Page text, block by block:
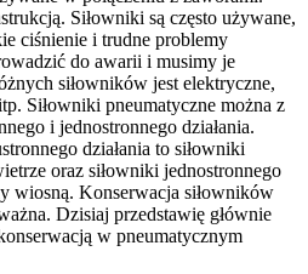
Siłowniki są często używane,
ciśnienie i trudne problemy
do awarii i musimy je
siłowników jest elektryczne,
Siłowniki pneumatyczne można z
i jednostronnego działania.
działania to siłowniki
oraz siłowniki jednostronnego
wiosną. Konserwacja siłowników
Dzisiaj przedstawię głównie
w pneumatycznym